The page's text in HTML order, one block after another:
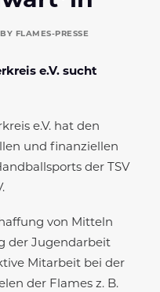
BY FLAMES-PRESSE
e.V. sucht
e.V. hat den
und finanziellen
der TSV
von Mitteln
der Jugendarbeit
Mitarbeit bei der
der Flames z. B.